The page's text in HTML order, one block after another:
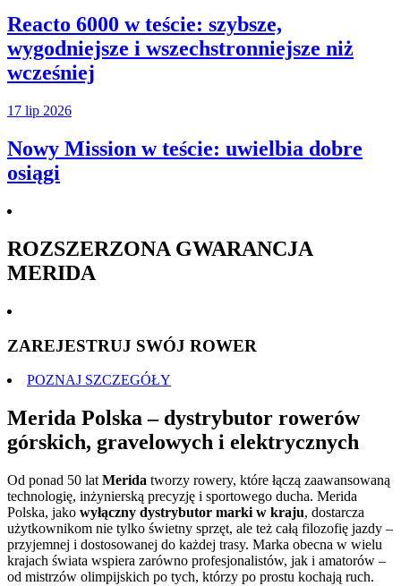
Reacto 6000 w teście: szybsze,
wygodniejsze i wszechstronniejsze niż
wcześniej
17 lip 2026
Nowy Mission w teście: uwielbia dobre
osiągi
ROZSZERZONA GWARANCJA
MERIDA
ZAREJESTRUJ SWÓJ ROWER
POZNAJ SZCZEGÓŁY
Merida Polska – dystrybutor rowerów
górskich, gravelowych i elektrycznych
Od ponad 50 lat Merida tworzy rowery, które łączą zaawansowaną
technologię, inżynierską precyzję i sportowego ducha. Merida
Polska, jako wyłączny dystrybutor marki w kraju, dostarcza
użytkownikom nie tylko świetny sprzęt, ale też całą filozofię jazdy –
przyjemnej i dostosowanej do każdej trasy. Marka obecna w wielu
krajach świata wspiera zarówno profesjonalistów, jak i amatorów –
od mistrzów olimpijskich po tych, którzy po prostu kochają ruch.